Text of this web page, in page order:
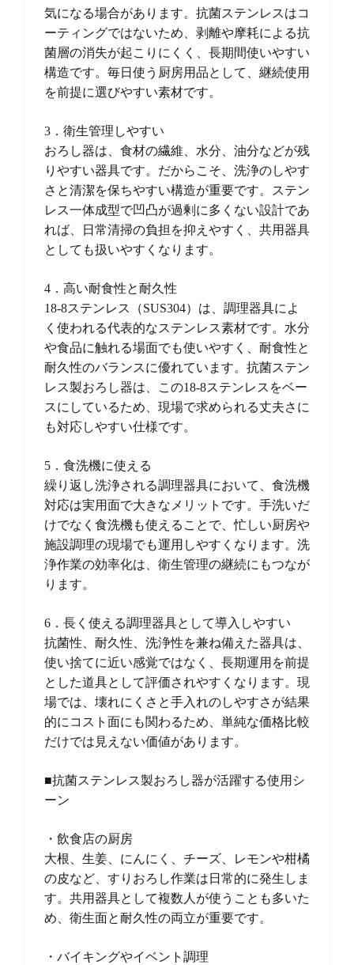
気になる場合があります。抗菌ステンレスはコ
ーティングではないため、剥離や摩耗による抗
菌層の消失が起こりにくく、長期間使いやすい
構造です。毎日使う厨房用品として、継続使用
を前提に選びやすい素材です。
3．衛生管理しやすい
おろし器は、食材の繊維、水分、油分などが残
りやすい器具です。だからこそ、洗浄のしやす
さと清潔を保ちやすい構造が重要です。ステン
レス一体成型で凹凸が過剰に多くない設計であ
れば、日常清掃の負担を抑えやすく、共用器具
としても扱いやすくなります。
4．高い耐食性と耐久性
18-8ステンレス（SUS304）は、調理器具によ
く使われる代表的なステンレス素材です。水分
や食品に触れる場面でも使いやすく、耐食性と
耐久性のバランスに優れています。抗菌ステン
レス製おろし器は、この18-8ステンレスをベー
スにしているため、現場で求められる丈夫さに
も対応しやすい仕様です。
5．食洗機に使える
繰り返し洗浄される調理器具において、食洗機
対応は実用面で大きなメリットです。手洗いだ
けでなく食洗機も使えることで、忙しい厨房や
施設調理の現場でも運用しやすくなります。洗
浄作業の効率化は、衛生管理の継続にもつなが
ります。
6．長く使える調理器具として導入しやすい
抗菌性、耐久性、洗浄性を兼ね備えた器具は、
使い捨てに近い感覚ではなく、長期運用を前提
とした道具として評価されやすくなります。現
場では、壊れにくさと手入れのしやすさが結果
的にコスト面にも関わるため、単純な価格比較
だけでは見えない価値があります。
■抗菌ステンレス製おろし器が活躍する使用シ
ーン
・飲食店の厨房
大根、生姜、にんにく、チーズ、レモンや柑橘
の皮など、すりおろし作業は日常的に発生しま
す。共用器具として複数人が使うことも多いた
め、衛生面と耐久性の両立が重要です。
・バイキングやイベント調理